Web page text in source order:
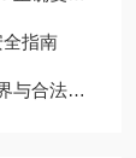
指南
深度解析